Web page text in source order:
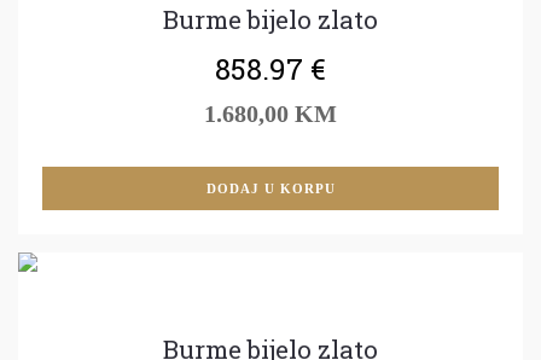
Burme bijelo zlato
858.97 €
1.680,00 KM
DODAJ U KORPU
Burme bijelo zlato